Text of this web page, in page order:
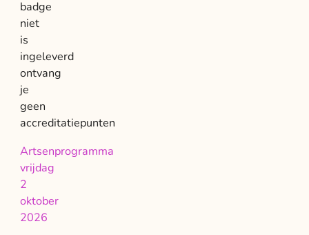
badge
niet
is
ingeleverd
ontvang
je
geen
accreditatiepunten
Artsenprogramma
vrijdag
2
oktober
2026